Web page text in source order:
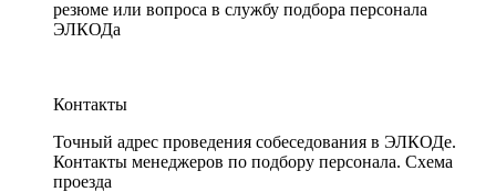
резюме или вопроса в службу подбора персонала
ЭЛКОДа
Контакты
Точный адрес проведения собеседования в ЭЛКОДе.
Контакты менеджеров по подбору персонала. Схема
проезда